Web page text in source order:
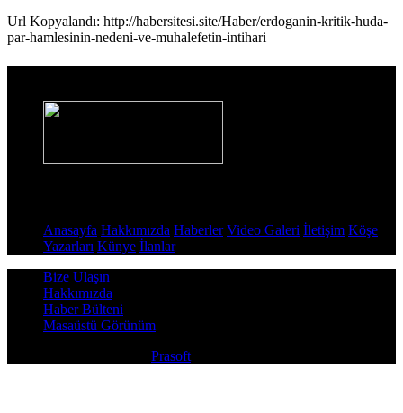
Url Kopyalandı: http://habersitesi.site/Haber/erdoganin-kritik-huda-
par-hamlesinin-nedeni-ve-muhalefetin-intihari
Anasayfa Hakkımızda Haberler Video Galeri İletişim Köşe
Yazarları Künye İlanlar
Bize Ulaşın
Hakkımızda
Haber Bülteni
Masaüstü Görünüm
Prasoft